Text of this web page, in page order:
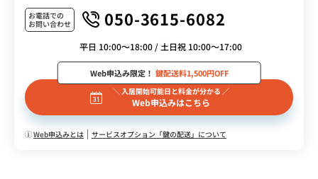
お電話での
お問い合わせ
050-3615-6082
平日 10:00～18:00 / 土日祝 10:00～17:00
＼ 入居開始可能日と料金が分かる ／
Web申込みはこちら
Web申込み限定！ 鍵配送料1,500円OFF
Web申込みとは サービスオプション「鍵の配送」について